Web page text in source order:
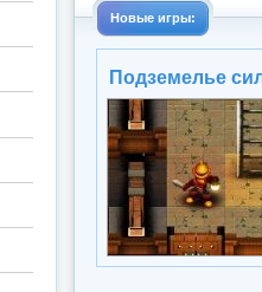
Новые игры:
Подземелье